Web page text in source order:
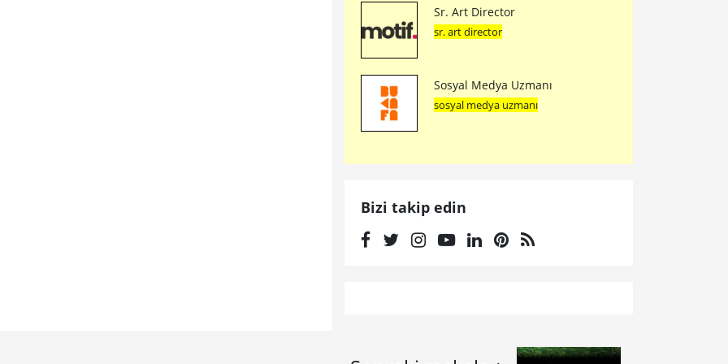
Sr. Art Director
sr. art director
Sosyal Medya Uzmanı
sosyal medya uzmanı
Bizi takip edin